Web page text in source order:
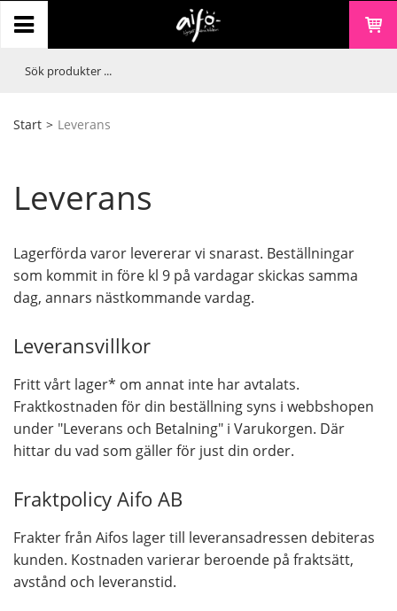
Start > Leverans
Leverans
Lagerförda varor levererar vi snarast. Beställningar
som kommit in före kl 9 på vardagar skickas samma
dag, annars nästkommande vardag.
Leveransvillkor
Fritt vårt lager* om annat inte har avtalats.
Fraktkostnaden för din beställning syns i webbshopen
under "Leverans och Betalning" i Varukorgen. Där
hittar du vad som gäller för just din order.
Fraktpolicy Aifo AB
Frakter från Aifos lager till leveransadressen debiteras
kunden. Kostnaden varierar beroende på fraktsätt,
avstånd och leveranstid.